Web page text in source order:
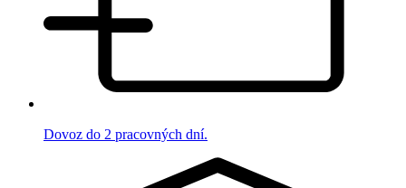
Dovoz do 2 pracovných dní.